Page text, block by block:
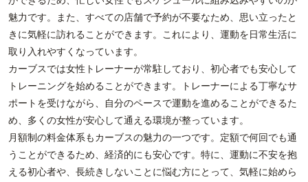
魅力です。また、すべての店舗で予約が不要なため、思い立ったと
きに気軽に訪れることができます。これにより、運動を日常生活に
取り入れやすくなっています。
カーブスでは女性トレーナーが常駐しており、初心者でも安心して
トレーニングを始めることができます。トレーナーによる丁寧なサ
ポートを受けながら、自分のペースで運動を進めることができるた
め、多くの女性が安心して通える環境が整っています。
月額制の料金体系もカーブスの魅力の一つです。定額で何回でも通
うことができるため、経済的にも安心です。特に、運動に不安を抱
える初心者や、長続きしないことに悩む方にとって、気軽に始めら